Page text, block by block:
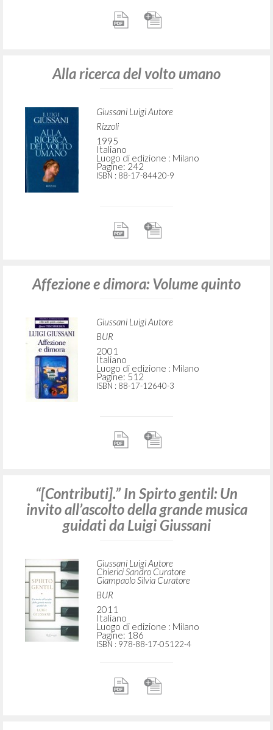
Alla ricerca del volto umano
Giussani Luigi Autore
Rizzoli
1995
Italiano
Luogo di edizione : Milano
Pagine: 242
ISBN : 88-17-84420-9
Affezione e dimora: Volume quinto
Giussani Luigi Autore
BUR
2001
Italiano
Luogo di edizione : Milano
Pagine: 512
ISBN : 88-17-12640-3
“[Contributi].” In Spirto gentil: Un
invito all’ascolto della grande musica
guidati da Luigi Giussani
Giussani Luigi Autore
Chierici Sandro Curatore
Giampaolo Silvia Curatore
BUR
2011
Italiano
Luogo di edizione : Milano
Pagine: 186
ISBN : 978-88-17-05122-4